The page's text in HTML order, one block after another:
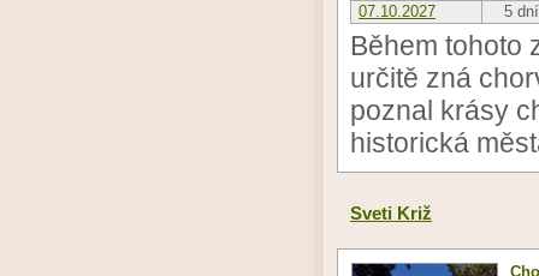
07.10.2027
5 dní
Během tohoto
určitě zná
poznal krásy
historická
Sveti Križ